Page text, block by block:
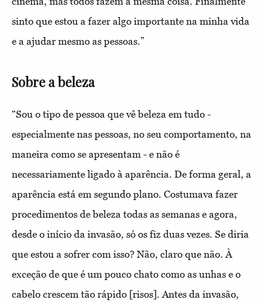
sinto que estou a fazer algo importante na minha vida
e a ajudar mesmo as pessoas.”
Sobre a beleza
“Sou o tipo de pessoa que vê beleza em tudo -
especialmente nas pessoas, no seu comportamento, na
maneira como se apresentam - e não é
necessariamente ligado à aparência. De forma geral, a
aparência está em segundo plano. Costumava fazer
procedimentos de beleza todas as semanas e agora,
desde o início da invasão, só os fiz duas vezes. Se diria
que estou a sofrer com isso? Não, claro que não. À
exceção de que é um pouco chato como as unhas e o
cabelo crescem tão rápido [risos]. Antes da invasão,